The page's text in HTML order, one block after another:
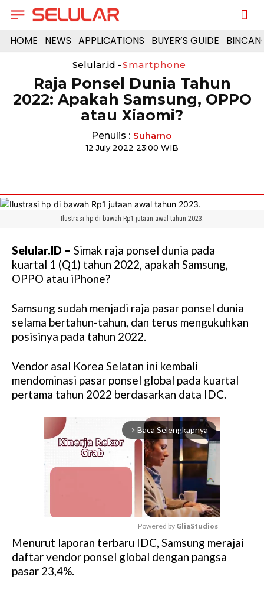
HOME NEWS APPLICATIONS BUYER’S GUIDE
Selular.id -Smartphone
Raja Ponsel Dunia Tahun
2022: Apakah Samsung, OPPO
atau Xiaomi?
Penulis : Suharno
12 July 2022 23:00 WIB
Ilustrasi hp di bawah Rp1 jutaan awal tahun 2023.
Selular.ID – Simak raja ponsel dunia pada
kuartal 1 (Q1) tahun 2022, apakah Samsung,
OPPO atau iPhone?
Samsung sudah menjadi raja pasar ponsel dunia
selama bertahun-tahun, dan terus mengukuhkan
posisinya pada tahun 2022.
Vendor asal Korea Selatan ini kembali
mendominasi pasar ponsel global pada kuartal
pertama tahun 2022 berdasarkan data IDC.
arrow_forward_ios Baca Selengkapnya
M
u
Powered by GliaStudios
Menurut laporan terbaru IDC, Samsung merajai
daftar vendor ponsel global dengan pangsa
pasar 23,4%.